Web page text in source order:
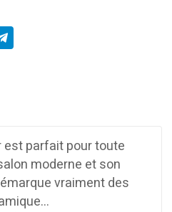
est parfait pour toute
moderne et son
vraiment des